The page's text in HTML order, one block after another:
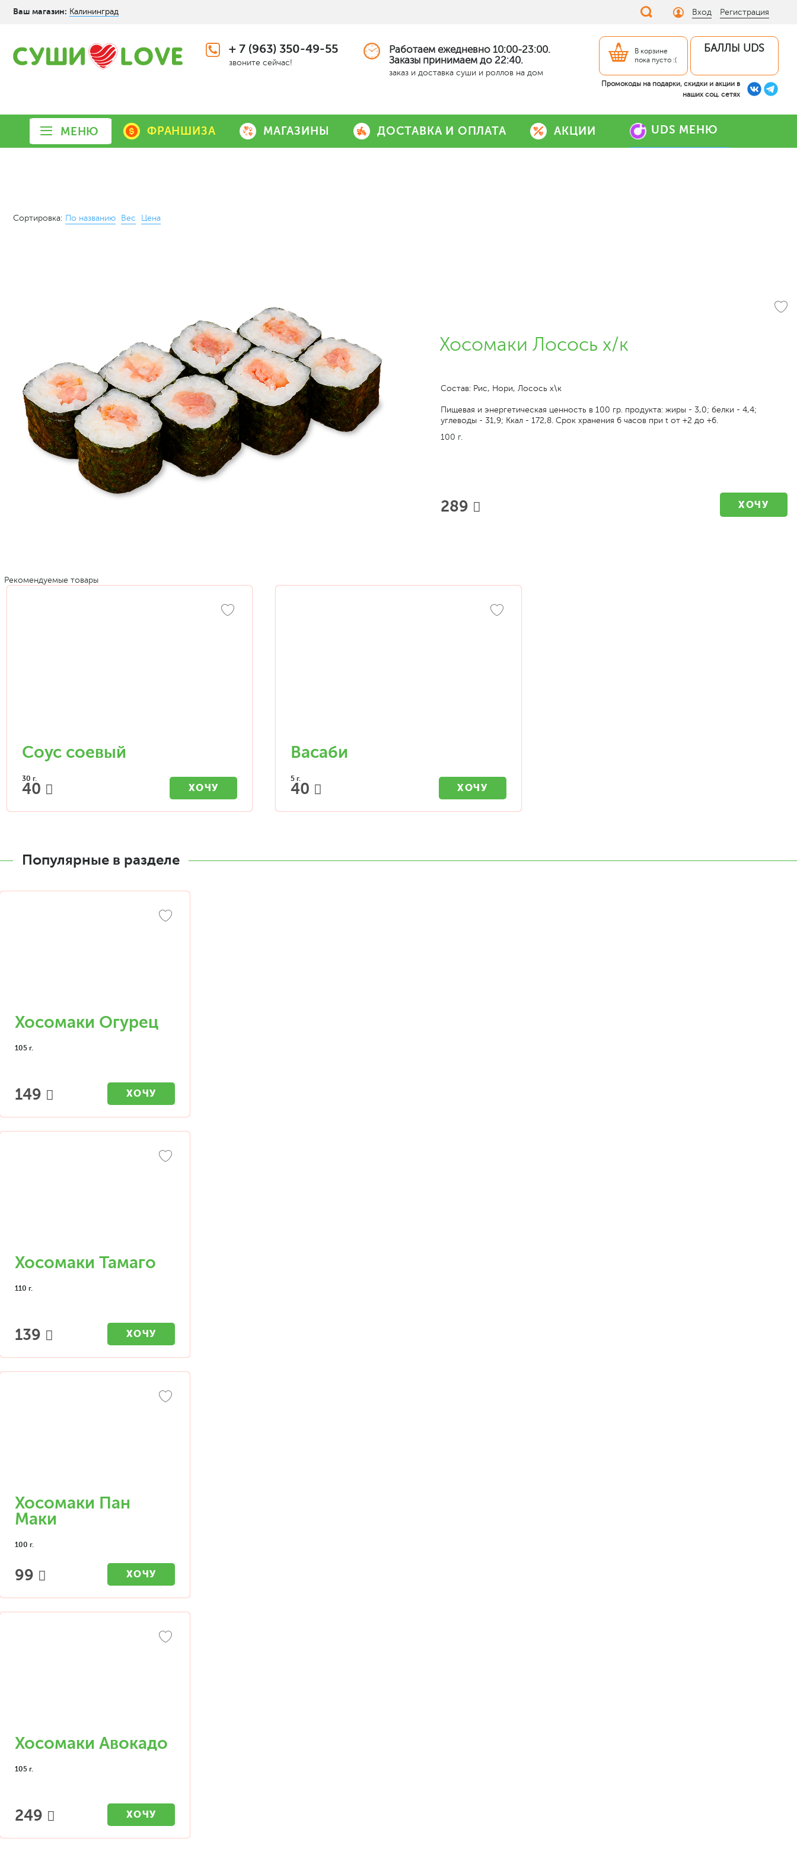
Ваш магазин: Калининград Вход Регистрация
+ 7 (963) 350-49-55
звоните сейчас!
Работаем ежедневно 10:00-23:00.
Заказы принимаем до 22:40.
заказ и доставка суши и роллов на дом
В корзине
пока пусто :(
БАЛЛЫ UDS
Промокоды на подарки, скидки и акции в
наших соц. сетях
МЕНЮ ФРАНШИЗА МАГАЗИНЫ ДОСТАВКА И ОПЛАТА АКЦИИ UDS МЕНЮ
Сортировка: По названию Вес Цена
Хосомаки Лосось х/к
Состав: Рис, Нори, Лосось х\к
Пищевая и энергетическая ценность в 100 гр. продукта: жиры - 3,0; белки - 4,4;
углеводы - 31,9; Ккал - 172,8. Срок хранения 6 часов при t от +2 до +6.
100 г.
289 ХОЧУ
Рекомендуемые товары
Соус соевый
30 г.
40 ХОЧУ
Васаби
5 г.
40 ХОЧУ
Популярные в разделе
Хосомаки Огурец
105 г.
149 ХОЧУ
Хосомаки Тамаго
110 г.
139 ХОЧУ
Хосомаки Пан
Маки
100 г.
99 ХОЧУ
Хосомаки Авокадо
105 г.
249 ХОЧУ